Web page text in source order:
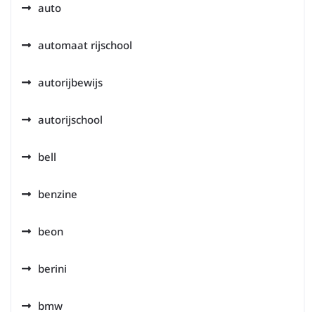
auto
automaat rijschool
autorijbewijs
autorijschool
bell
benzine
beon
berini
bmw